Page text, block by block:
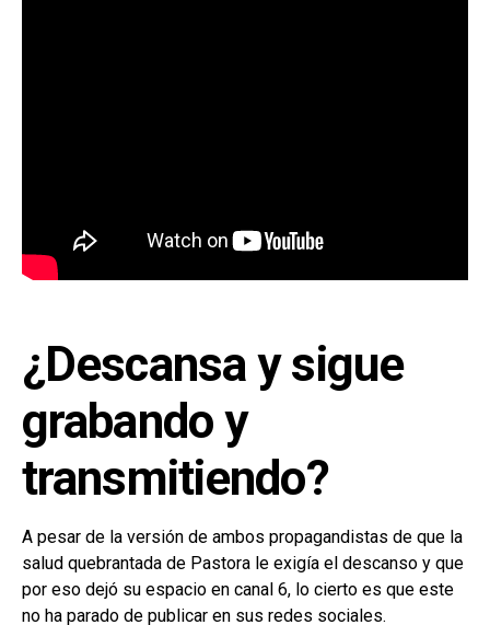
¿Descansa y sigue
grabando y
transmitiendo?
A pesar de la versión de ambos propagandistas de que la
salud quebrantada de Pastora le exigía el descanso y que
por eso dejó su espacio en canal 6, lo cierto es que este
no ha parado de publicar en sus redes sociales.